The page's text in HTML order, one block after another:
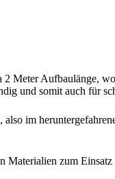
Meter Aufbaulänge,
und somit auch für
im
zum